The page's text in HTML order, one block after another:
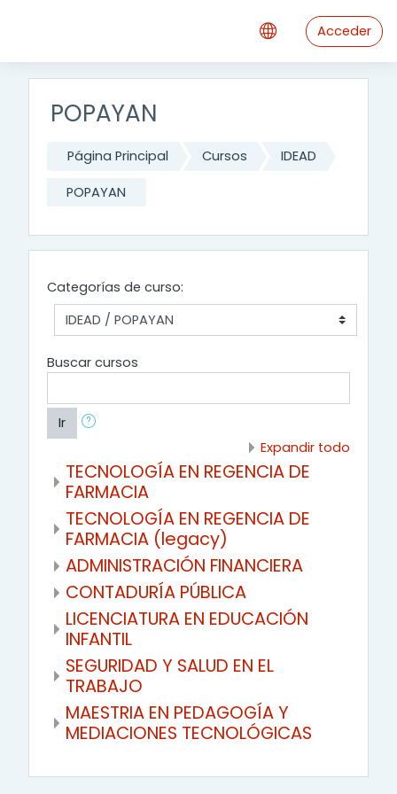
Acceder
POPAYAN
Página Principal Cursos IDEAD
POPAYAN
Categorías de curso:
Buscar cursos
Ir
Expandir todo
TECNOLOGÍA EN REGENCIA DE
FARMACIA
TECNOLOGÍA EN REGENCIA DE
FARMACIA (legacy)
ADMINISTRACIÓN FINANCIERA
CONTADURÍA PÚBLICA
LICENCIATURA EN EDUCACIÓN
INFANTIL
SEGURIDAD Y SALUD EN EL
TRABAJO
MAESTRIA EN PEDAGOGÍA Y
MEDIACIONES TECNOLÓGICAS